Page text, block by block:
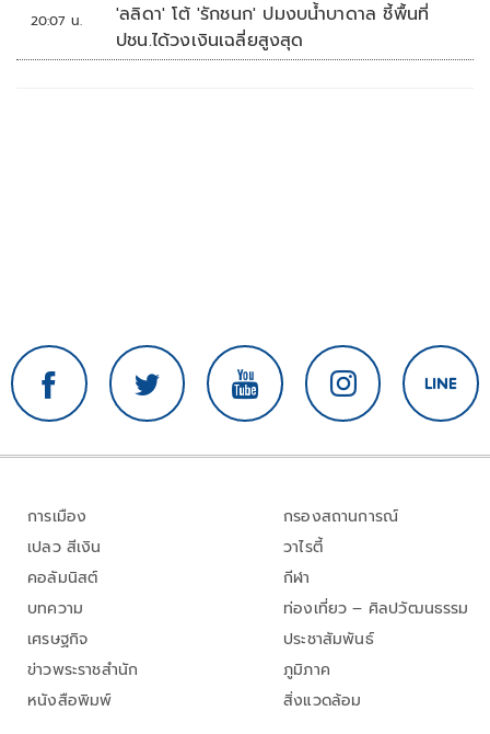
20:07 น.
'ลลิดา' โต้ 'รักชนก' ปมงบน้ำบาดาล ชี้พื้นที่
ปชน.ได้วงเงินเฉลี่ยสูงสุด
การเมือง
เปลว สีเงิน
คอลัมนิสต์
บทความ
เศรษฐกิจ
ข่าวพระราชสำนัก
หนังสือพิมพ์
กรองสถานการณ์
วาไรตี้
กีฬา
ท่องเที่ยว – ศิลปวัฒนธรรม
ประชาสัมพันธ์
ภูมิภาค
สิ่งแวดล้อม